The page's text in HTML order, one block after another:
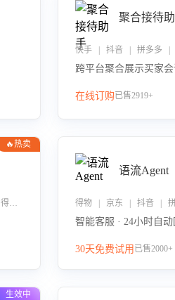
聚合接待
快手 | 抖音 | 拼多多 |
跨平台聚合展示买家
在线订购已售2919+
🔥热卖
京东 | 抖音 | 快手 | 拼多多 | 淘宝 | 跨平台 | 小红书 | 得物 | 企业微信
语流Agent
智能客服 · 24小时自
30天免费试用 已售2000+
生效中